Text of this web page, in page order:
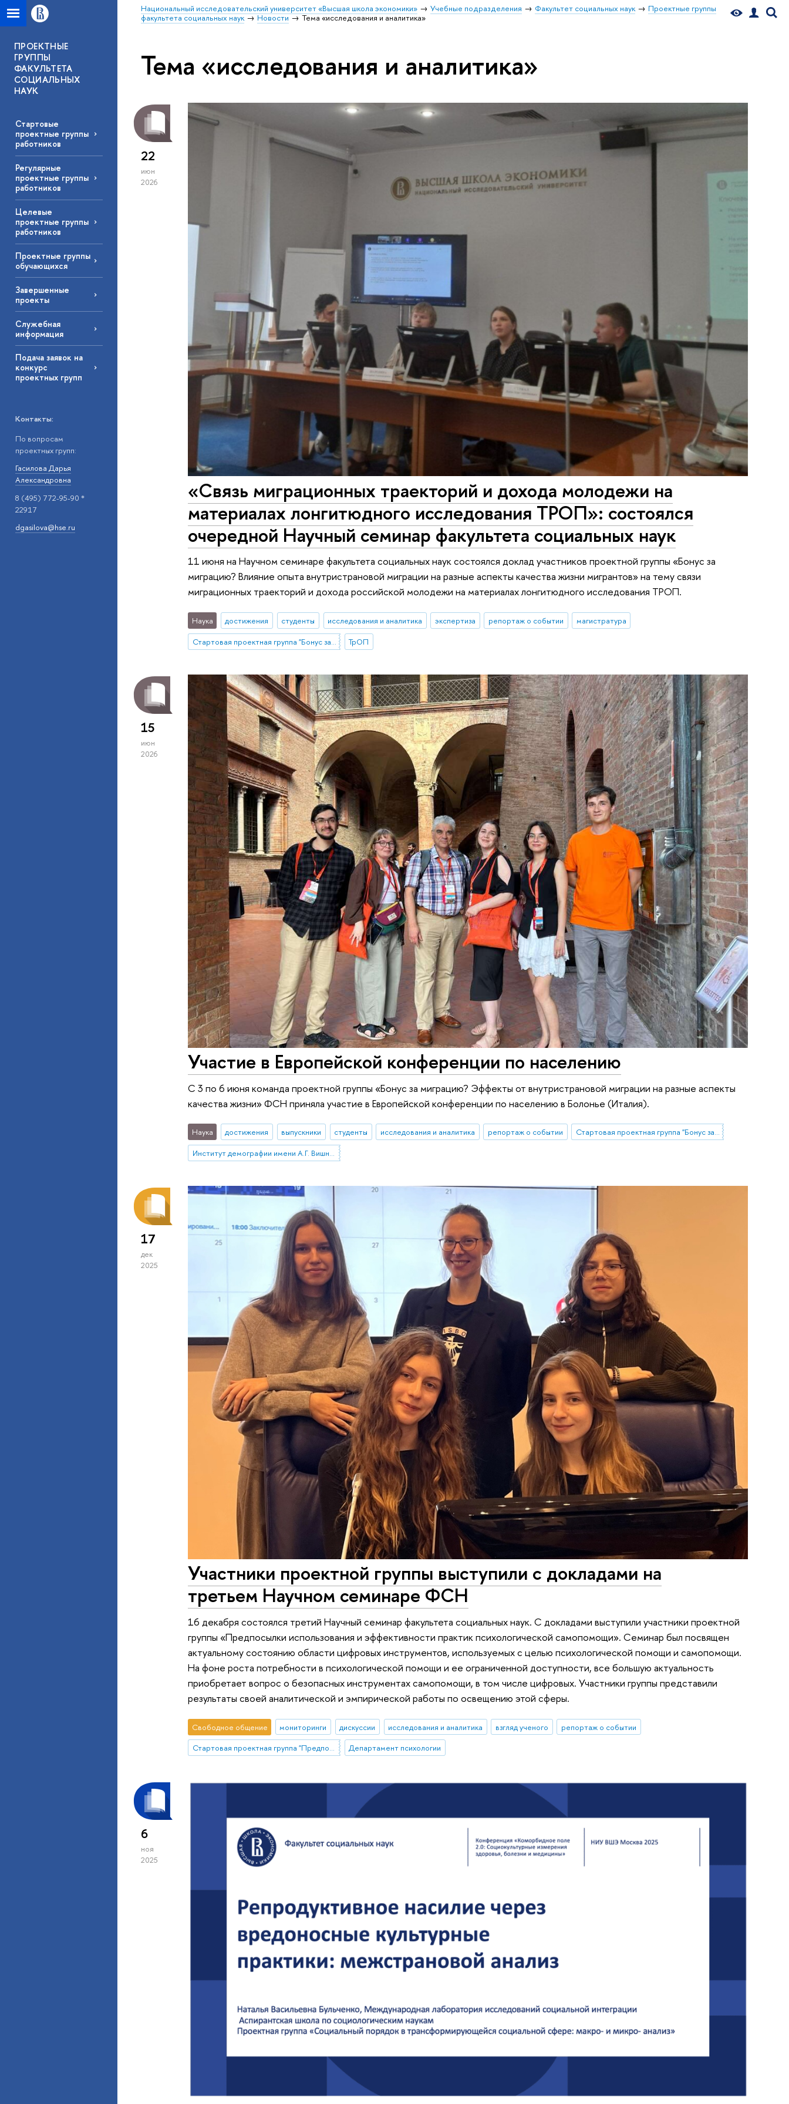
Национальный исследовательский университет «Высшая школа экономики» Учебные подразделения Факультет социальных наук
Проектные группы
факультета социальных наук
Новости Тема «исследования и аналитика»
ПРОЕКТНЫЕ
ГРУППЫ
ФАКУЛЬТЕТА
СОЦИАЛЬНЫХ
НАУК
Стартовые
проектные группы
работников
Регулярные
проектные группы
работников
Целевые
проектные группы
работников
Проектные группы
обучающихся
Завершенные
проекты
Служебная
информация
Подача заявок на
конкурс
проектных групп
Контакты:
По вопросам
проектных групп:
Гасилова Дарья
Александровна
8 (495) 772-95-90 *
22917
dgasilova@hse.ru
Тема «исследования и аналитика»
22
июн
2026
«Связь миграционных траекторий и дохода молодежи на
материалах лонгитюдного исследования ТРОП»: состоялся
очередной Научный семинар факультета социальных наук
11 июня на Научном семинаре факультета социальных наук состоялся доклад участников проектной группы «Бонус за
миграцию? Влияние опыта внутристрановой миграции на разные аспекты качества жизни мигрантов» на тему связи
миграционных траекторий и дохода российской молодежи на материалах лонгитюдного исследования ТРОП.
Наука достижения студенты исследования и аналитика экспертиза репортаж о событии
магистратура
Стартовая проектная группа "Бонус за миграцию? Влияние опыта внутристрановой миграции на разные аспекты качества жизни мигрантов"
ТрОП
15
июн
2026
Участие в Европейской конференции по населению
С 3 по 6 июня команда проектной группы «Бонус за миграцию? Эффекты от внутристрановой миграции на разные аспекты
качества жизни» ФСН приняла участие в Европейской конференции по населению в Болонье (Италия).
Наука достижения выпускники студенты исследования и аналитика репортаж о событии
Стартовая проектная группа "Бонус за миграцию? Влияние опыта внутристрановой миграции на разные аспекты качества жизни мигрантов"
Институт демографии имени А.Г. Вишневского
17
дек
2025
Участники проектной группы выступили с докладами на
третьем Научном семинаре ФСН
16 декабря состоялся третий Научный семинар факультета социальных наук. С докладами выступили участники проектной
группы «Предпосылки использования и эффективности практик психологической самопомощи». Семинар был посвящен
актуальному состоянию области цифровых инструментов, используемых с целью психологической помощи и самопомощи.
На фоне роста потребности в психологической помощи и ее ограниченной доступности, все большую актуальность
приобретает вопрос о безопасных инструментах самопомощи, в том числе цифровых. Участники группы представили
результаты своей аналитической и эмпирической работы по освещению этой сферы.
Свободное общение мониторинги дискуссии исследования и аналитика взгляд ученого
репортаж о событии
Стартовая проектная группа "Предпосылки использования и эффективности практик психологической самопомощи"
Департамент психологии
6
ноя
2025